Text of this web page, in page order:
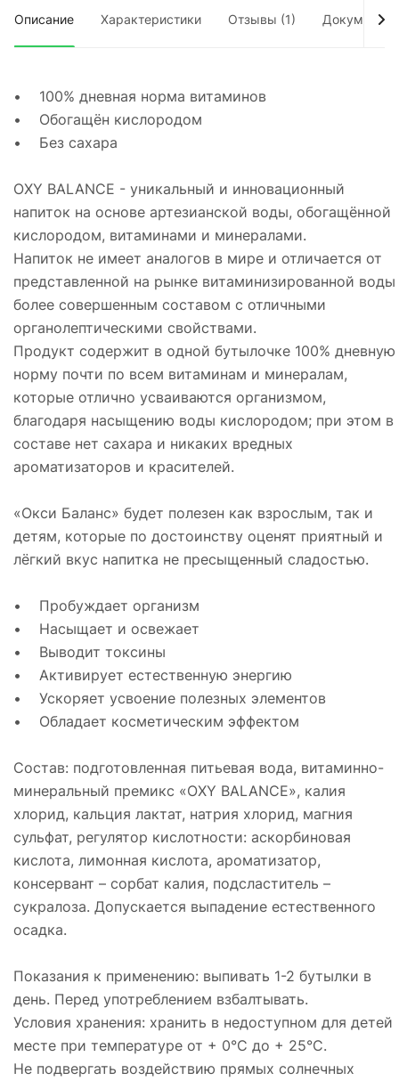
Описание Характеристики Отзывы (1) Документы
• 100% дневная норма витаминов
• Обогащён кислородом
• Без сахара
OXY BALANCE - уникальный и инновационный
напиток на основе артезианской воды, обогащённой
кислородом, витаминами и минералами.
Напиток не имеет аналогов в мире и отличается от
представленной на рынке витаминизированной воды
более совершенным составом с отличными
органолептическими свойствами.
Продукт содержит в одной бутылочке 100% дневную
норму почти по всем витаминам и минералам,
которые отлично усваиваются организмом,
благодаря насыщению воды кислородом; при этом в
составе нет сахара и никаких вредных
ароматизаторов и красителей.
«Окси Баланс» будет полезен как взрослым, так и
детям, которые по достоинству оценят приятный и
лёгкий вкус напитка не пресыщенный сладостью.
• Пробуждает организм
• Насыщает и освежает
• Выводит токсины
• Активирует естественную энергию
• Ускоряет усвоение полезных элементов
• Обладает косметическим эффектом
Состав: подготовленная питьевая вода, витаминно-
минеральный премикс «OXY BALANCE», калия
хлорид, кальция лактат, натрия хлорид, магния
сульфат, регулятор кислотности: аскорбиновая
кислота, лимонная кислота, ароматизатор,
консервант – сорбат калия, подсластитель –
сукралоза. Допускается выпадение естественного
осадка.
Показания к применению: выпивать 1-2 бутылки в
день. Перед употреблением взбалтывать.
Условия хранения: хранить в недоступном для детей
месте при температуре от + 0°C до + 25°C.
Не подвергать воздействию прямых солнечных